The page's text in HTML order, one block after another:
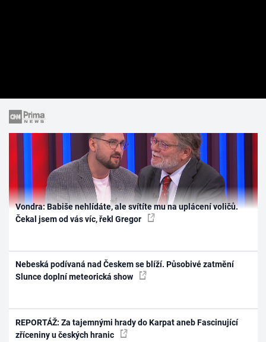
Vondra: Babiše nehlídáte, ale svítíte mu na uplácení voličů.
Čekal jsem od vás víc, řekl Gregor
Nebeská podívaná nad Českem se blíží. Působivé zatmění
Slunce doplní meteorická show
REPORTÁŽ: Za tajemnými hrady do Karpat aneb Fascinující
zříceniny u českých hranic